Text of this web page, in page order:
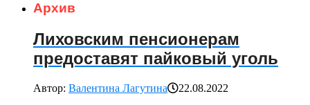
Архив
Лиховским пенсионерам
предоставят пайковый уголь
Автор: Валентина Лагутина
22.08.2022